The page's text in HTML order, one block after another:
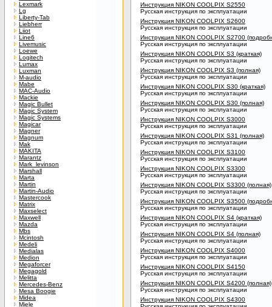
Lexmark
Lg
Liberty-Tab
Liebherr
Liiot
Line6
Livemusic
Loewe
Logitech
Lumax
Luxman
M-audio
Mabe
MAC-Audio
Mackie
Magic Bullet
Magic System
Magic Systems
Magicar
Magner
Magnum
Mak
MAKITA
Marantz
Mark_levinson
Marshall
Marta
Martin
Martin-Audio
Mastercook
Matrix
Maxselect
Maxwell
Mazda
Mbs
Mcintosh
Medeli
Medialas
Medion
Megaforcer
Megagold
Melitta
Mercedes-Benz
Mesa Boogie
Midea
Miele
Инструкция NIKON COOLPIX S2550
Русская инструкция по эксплуатации
Инструкция NIKON COOLPIX S2600
Русская инструкция по эксплуатации
Инструкция NIKON COOLPIX S2700
Русская инструкция по эксплуатации
Инструкция NIKON COOLPIX S3 (краткая)
Русская инструкция по эксплуатации
Инструкция NIKON COOLPIX S3 (полная)
Русская инструкция по эксплуатации
Инструкция NIKON COOLPIX S30 (краткая)
Русская инструкция по эксплуатации
Инструкция NIKON COOLPIX S30 (полная)
Русская инструкция по эксплуатации
Инструкция NIKON COOLPIX S3000
Русская инструкция по эксплуатации
Инструкция NIKON COOLPIX S31 (полная)
Русская инструкция по эксплуатации
Инструкция NIKON COOLPIX S3100
Русская инструкция по эксплуатации
Инструкция NIKON COOLPIX S3300
Русская инструкция по эксплуатации
Инструкция NIKON COOLPIX S3300 (полная)
Русская инструкция по эксплуатации
Инструкция NIKON COOLPIX S3500
Русская инструкция по эксплуатации
Инструкция NIKON COOLPIX S4 (краткая)
Русская инструкция по эксплуатации
Инструкция NIKON COOLPIX S4 (полная)
Русская инструкция по эксплуатации
Инструкция NIKON COOLPIX S4000
Русская инструкция по эксплуатации
Инструкция NIKON COOLPIX S4150
Русская инструкция по эксплуатации
Инструкция NIKON COOLPIX S4200 (полная)
Русская инструкция по эксплуатации
Инструкция NIKON COOLPIX S4300